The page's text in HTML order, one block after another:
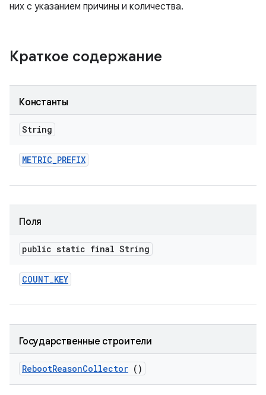
них с указанием причины и количества.
Краткое содержание
Константы
String
METRIC_PREFIX
Поля
public static final String
COUNT_KEY
Государственные строители
RebootReasonCollector ()